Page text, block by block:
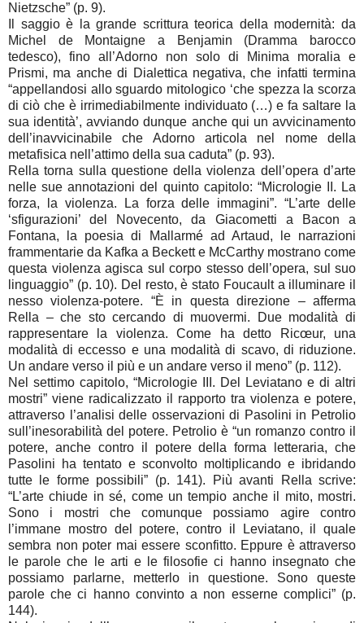
Nietzsche” (p. 9).
Il saggio è la grande scrittura teorica della modernità: da
Michel de Montaigne a Benjamin (Dramma barocco
tedesco), fino all’Adorno non solo di Minima moralia e
Prismi, ma anche di Dialettica negativa, che infatti termina
“appellandosi allo sguardo mitologico ‘che spezza la scorza
di ciò che è irrimediabilmente individuato (…) e fa saltare la
sua identità’, avviando dunque anche qui un avvicinamento
dell’inavvicinabile che Adorno articola nel nome della
metafisica nell’attimo della sua caduta” (p. 93).
Rella torna sulla questione della violenza dell’opera d’arte
nelle sue annotazioni del quinto capitolo: “Micrologie II. La
forza, la violenza. La forza delle immagini”. “L’arte delle
‘sfigurazioni’ del Novecento, da Giacometti a Bacon a
Fontana, la poesia di Mallarmé ad Artaud, le narrazioni
frammentarie da Kafka a Beckett e McCarthy mostrano come
questa violenza agisca sul corpo stesso dell’opera, sul suo
linguaggio” (p. 10). Del resto, è stato Foucault a illuminare il
nesso violenza-potere. “È in questa direzione – afferma
Rella – che sto cercando di muovermi. Due modalità di
rappresentare la violenza. Come ha detto Ricœur, una
modalità di eccesso e una modalità di scavo, di riduzione.
Un andare verso il più e un andare verso il meno” (p. 112).
Nel settimo capitolo, “Micrologie III. Del Leviatano e di altri
mostri” viene radicalizzato il rapporto tra violenza e potere,
attraverso l’analisi delle osservazioni di Pasolini in Petrolio
sull’inesorabilità del potere. Petrolio è “un romanzo contro il
potere, anche contro il potere della forma letteraria, che
Pasolini ha tentato e sconvolto moltiplicando e ibridando
tutte le forme possibili” (p. 141). Più avanti Rella scrive:
“L’arte chiude in sé, come un tempio anche il mito, mostri.
Sono i mostri che comunque possiamo agire contro
l’immane mostro del potere, contro il Leviatano, il quale
sembra non poter mai essere sconfitto. Eppure è attraverso
le parole che le arti e le filosofie ci hanno insegnato che
possiamo parlarne, metterlo in questione. Sono queste
parole che ci hanno convinto a non esserne complici” (p.
144).